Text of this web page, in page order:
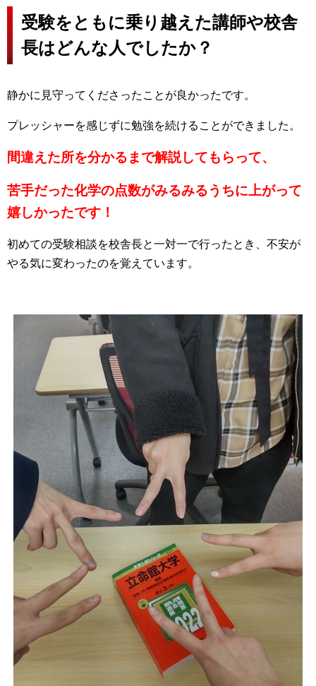
受験をともに乗り越えた講師や校舎
長はどんな人でしたか？
静かに見守ってくださったことが良かったです。
プレッシャーを感じずに勉強を続けることができました。
間違えた所を分かるまで解説してもらって、
苦手だった化学の点数がみるみるうちに上がって
嬉しかったです！
初めての受験相談を校舎長と一対一で行ったとき、不安が
やる気に変わったのを覚えています。